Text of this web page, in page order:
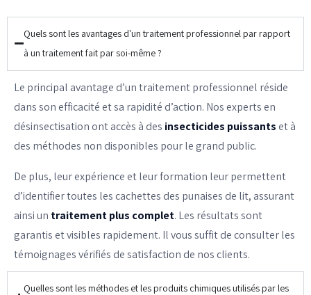
Quels sont les avantages d'un traitement professionnel par rapport
à un traitement fait par soi-même ?
Le principal avantage d’un traitement professionnel réside
dans son efficacité et sa rapidité d’action. Nos experts en
désinsectisation ont accès à des insecticides puissants et à
des méthodes non disponibles pour le grand public.
De plus, leur expérience et leur formation leur permettent
d’identifier toutes les cachettes des punaises de lit, assurant
ainsi un traitement plus complet. Les résultats sont
garantis et visibles rapidement. Il vous suffit de consulter les
témoignages vérifiés de satisfaction de nos clients.
Quelles sont les méthodes et les produits chimiques utilisés par les